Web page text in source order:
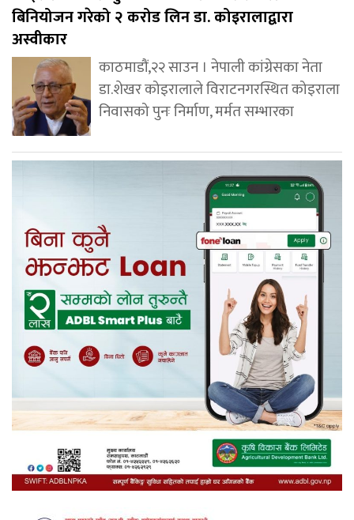
बिनियोजन गरेको २ करोड लिन डा. कोइरालाद्वारा
अस्वीकार
काठमाडौं,२२ साउन । नेपाली कांग्रेसका नेता
डा.शेखर कोइरालाले विराटनगरस्थित कोइराला
निवासको पुनः निर्माण, मर्मत सम्भारका